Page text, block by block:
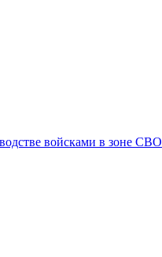
войсками в зоне СВО